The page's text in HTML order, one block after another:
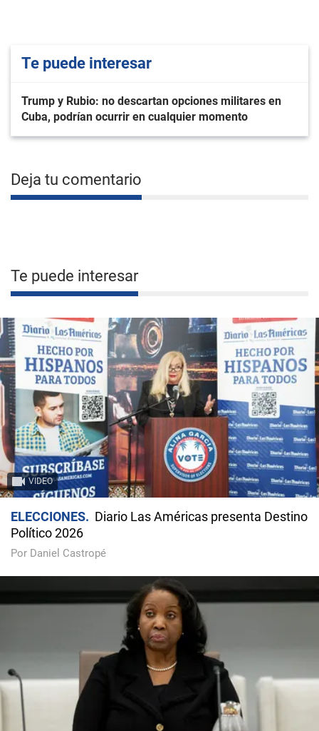
Te puede interesar
Trump y Rubio: no descartan opciones militares en
Cuba, podrían ocurrir en cualquier momento
Deja tu comentario
Te puede interesar
VIDEO
ELECCIONES
Diario Las Américas presenta Destino
Político 2026
Por Daniel Castropé